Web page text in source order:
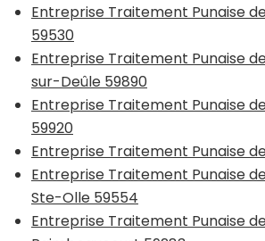
Entreprise Traitement Punaise
59530
Entreprise Traitement Punaise
sur-Deûle 59890
Entreprise Traitement Punaise
59920
Entreprise Traitement Punaise
Entreprise Traitement Punaise
Ste-Olle 59554
Entreprise Traitement Punaise